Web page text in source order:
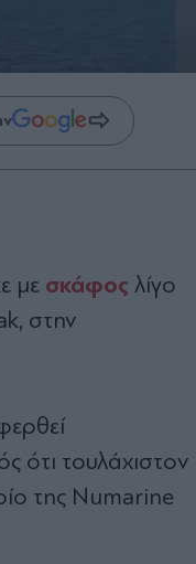
με σκάφος λίγο
στην
ότι τουλάχιστον
της Numarine